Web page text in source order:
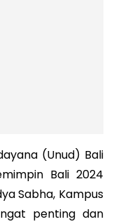
(Unud) Bali
Bali 2024
Sabha, Kampus
penting dan